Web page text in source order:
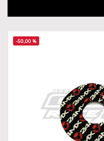
-50,00 %